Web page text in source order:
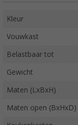
Kleur
Vouwkast
Belastbaar tot
Gewicht
Maten (LxBxH)
Maten open (BxHxD)